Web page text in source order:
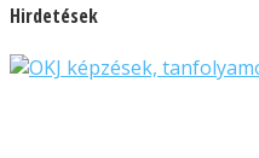
Hirdetések